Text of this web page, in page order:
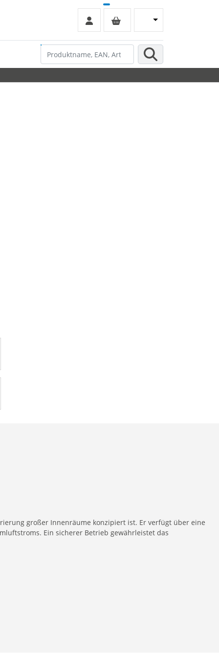
großer Innenräume konzipiert ist. Er verfügt über eine
Ein sicherer Betrieb gewährleistet das